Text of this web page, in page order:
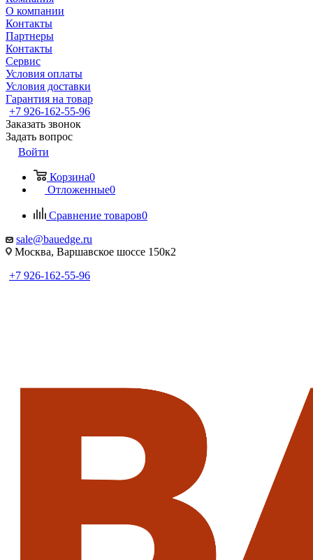
О компании
Контакты
Партнеры
Контакты
Сервис
Условия оплаты
Условия доставки
Гарантия на товар
+7 926-162-55-96
Заказать звонок
Задать вопрос
Войти
Корзина0
Отложенные0
Сравнение товаров0
sale@bauedge.ru
Москва, Варшавское шоссе 150к2
+7 926-162-55-96